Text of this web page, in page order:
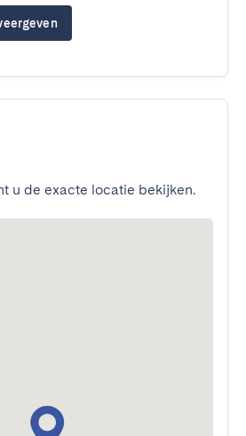
u de exacte locatie bekijken.